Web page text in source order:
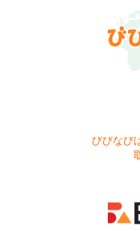
びびなび